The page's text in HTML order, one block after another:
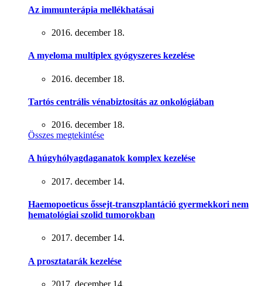
Az immunterápia mellékhatásai
2016. december 18.
A myeloma multiplex gyógyszeres kezelése
2016. december 18.
Tartós centrális vénabiztosítás az onkológiában
2016. december 18.
Összes megtekintése
A húgyhólyagdaganatok komplex kezelése
2017. december 14.
Haemopoeticus őssejt-transzplantáció gyermekkori nem
hematológiai szolid tumorokban
2017. december 14.
A prosztatarák kezelése
2017. december 14.